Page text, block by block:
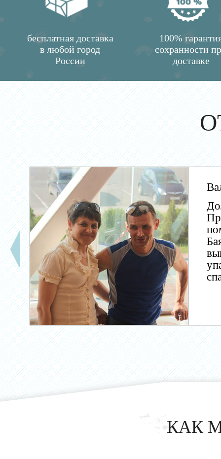
бесплатная доставка
в любой город
России
100%
сохранности
доставке
КАК